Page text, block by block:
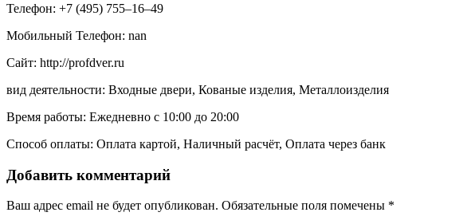
Телефон: +7 (495) 755‒16‒49
Мобильный Телефон: nan
Сайт: http://profdver.ru
вид деятельности: Входные двери, Кованые изделия, Металлоизделия
Время работы: Ежедневно с 10:00 до 20:00
Способ оплаты: Оплата картой, Наличный расчёт, Оплата через банк
Добавить комментарий
Ваш адрес email не будет опубликован. Обязательные поля помечены *